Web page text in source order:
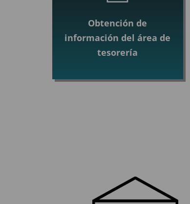
Obtención de
información del área de
tesorería